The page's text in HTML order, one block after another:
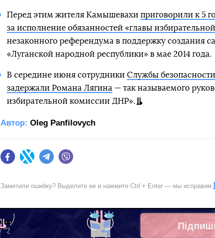
Перед этим жителя Камышевахи приговорили к 5
за исполнение обязанностей «главы
незаконного референдума в поддержку создания
«Луганской народной республики» в мае 2014 года.
В середине июня сотрудники Службы
задержали Романа Лягина — так называемого
избирательной комиссии ДНР».
Автор: Oleg Panfilovych
FacebookTwitter Telegram
Заметили ошибку? Выделите ее и нажмите Ctrl + Enter — мы исправим